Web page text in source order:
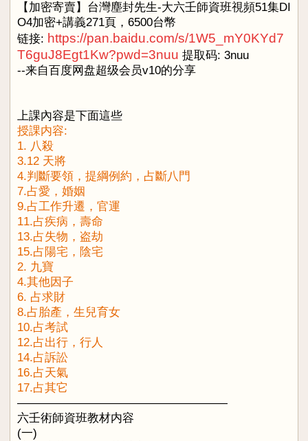
【加密寄賣】台灣塵封先生-大六壬師資班視頻51集DI
O4加密+講義271頁，6500台幣
链接: https://pan.baidu.com/s/1W5_mY0KYd7
T6guJ8Egt1Kw?pwd=3nuu 提取码: 3nuu
--来自百度网盘超级会员v10的分享
上課內容是下面這些
授課内容:
1. 八殺
3.12 天將
4.判斷要領，提綱例約，占斷八門
7.占愛，婚姻
9.占工作升遷，官運
11.占疾病，壽命
13.占失物，盗劫
15.占陽宅，陰宅
2. 九寶
4.其他因子
6. 占求財
8.占胎產，生兒育女
10.占考試
12.占出行，行人
14.占訴訟
16.占天氣
17.占其它
——————————————————
六壬術師資班教材内容
(一)